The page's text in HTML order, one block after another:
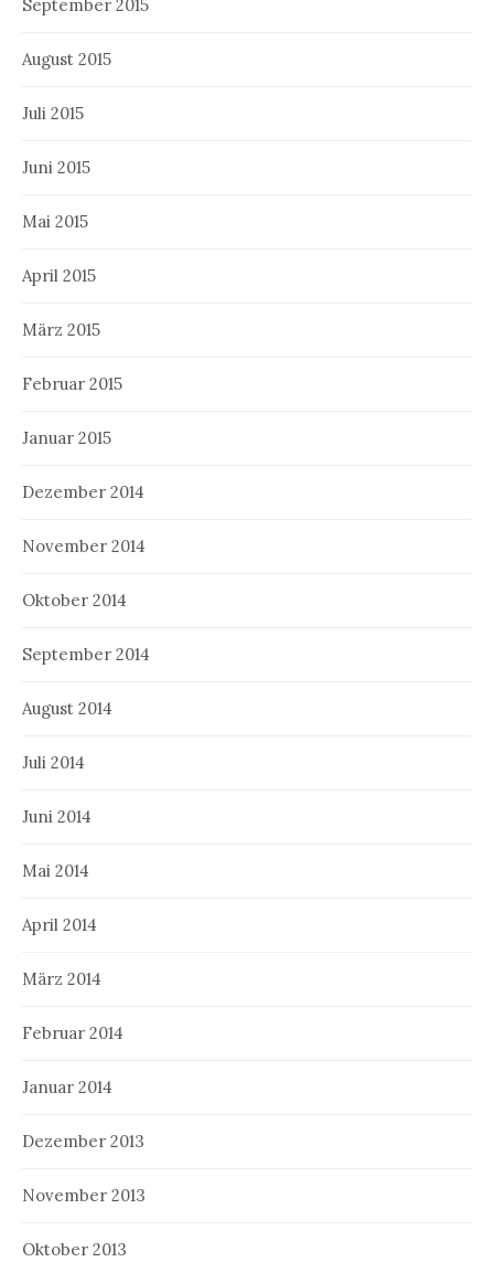
September 2015
August 2015
Juli 2015
Juni 2015
Mai 2015
April 2015
März 2015
Februar 2015
Januar 2015
Dezember 2014
November 2014
Oktober 2014
September 2014
August 2014
Juli 2014
Juni 2014
Mai 2014
April 2014
März 2014
Februar 2014
Januar 2014
Dezember 2013
November 2013
Oktober 2013